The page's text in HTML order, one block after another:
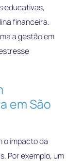
educativas,
financeira.
a gestão em
em São
o impacto da
Por exemplo, um